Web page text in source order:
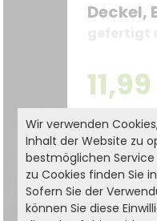
Deckel,
11,99
Wir verwenden
Inhalt der Website zu
bestmöglichen
zu Cookies finden Sie
Sofern Sie der
können Sie diese